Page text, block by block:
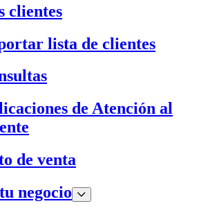
clientes
lista de clientes
de Atención al
de venta
negocio